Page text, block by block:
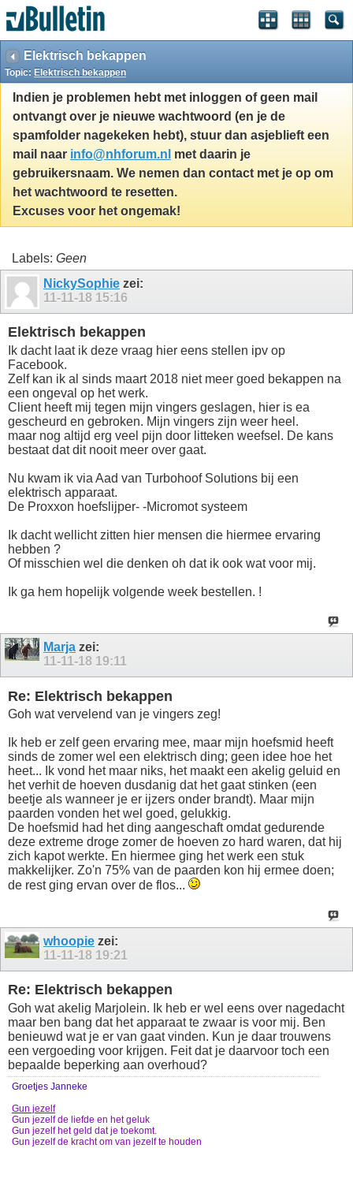
Elektrisch bekappen
Topic: Elektrisch bekappen
Indien je problemen hebt met inloggen of geen mail
ontvangt over je nieuwe wachtwoord (en je de
spamfolder nagekeken hebt), stuur dan asjeblieft een
mail naar info@nhforum.nl met daarin je
gebruikersnaam. We nemen dan contact met je op om
het wachtwoord te resetten.
Excuses voor het ongemak!
Labels: Geen
NickySophie zei:
11-11-18 15:16
Elektrisch bekappen
Ik dacht laat ik deze vraag hier eens stellen ipv op
Facebook.
Zelf kan ik al sinds maart 2018 niet meer goed bekappen na
een ongeval op het werk.
Client heeft mij tegen mijn vingers geslagen, hier is ea
gescheurd en gebroken. Mijn vingers zijn weer heel.
maar nog altijd erg veel pijn door litteken weefsel. De kans
bestaat dat dit nooit meer over gaat.
Nu kwam ik via Aad van Turbohoof Solutions bij een
elektrisch apparaat.
De Proxxon hoefslijper- -Micromot systeem
Ik dacht wellicht zitten hier mensen die hiermee ervaring
hebben ?
Of misschien wel die denken oh dat ik ook wat voor mij.
Ik ga hem hopelijk volgende week bestellen. !
Marja zei:
11-11-18 19:11
Re: Elektrisch bekappen
Goh wat vervelend van je vingers zeg!
Ik heb er zelf geen ervaring mee, maar mijn hoefsmid heeft
sinds de zomer wel een elektrisch ding; geen idee hoe het
heet... Ik vond het maar niks, het maakt een akelig geluid en
het verhit de hoeven dusdanig dat het gaat stinken (een
beetje als wanneer je er ijzers onder brandt). Maar mijn
paarden vonden het wel goed, gelukkig.
De hoefsmid had het ding aangeschaft omdat gedurende
deze extreme droge zomer de hoeven zo hard waren, dat hij
zich kapot werkte. En hiermee ging het werk een stuk
makkelijker. Zo'n 75% van de paarden kon hij ermee doen;
de rest ging ervan over de flos...
whoopie zei:
11-11-18 19:21
Re: Elektrisch bekappen
Goh wat akelig Marjolein. Ik heb er wel eens over nagedacht
maar ben bang dat het apparaat te zwaar is voor mij. Ben
benieuwd wat je er van gaat vinden. Kun je daar trouwens
een vergoeding voor krijgen. Feit dat je daarvoor toch een
bepaalde beperking aan overhoud?
Groetjes Janneke
Gun jezelf
Gun jezelf de liefde en het geluk
Gun jezelf het geld dat je toekomt.
Gun jezelf de kracht om van jezelf te houden